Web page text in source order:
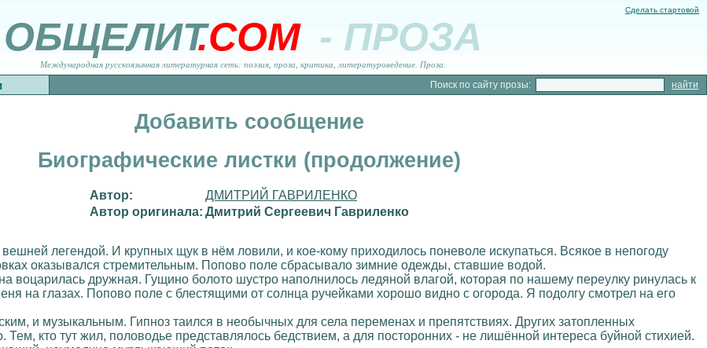
Сделать стартовой
ОБЩЕЛИТ.COM - ПРОЗА
Международная русскоязычная литературная сеть: поэзия, проза, критика, литературоведение. Проза.
Поиск по сайту прозы:
Добавить сообщение
Биографические листки (продолжение)
Автор:
ДМИТРИЙ ГАВРИЛЕНКО
Автор оригинала: Дмитрий Сергеевич Гавриленко
легендой. И крупных щук в нём ловили, и кое-кому приходилось поневоле искупаться. Всякое в непогоду
оказывался стремительным. Попово поле сбрасывало зимние одежды, ставшие водой.
воцарилась дружная. Гущино болото шустро наполнилось ледяной влагой, которая по нашему переулку ринулась к
на глазах. Попово поле с блестящими от солнца ручейками хорошо видно с огорода. Я подолгу смотрел на его
и музыкальным. Гипноз таился в необычных для села переменах и препятствиях. Других затопленных
Тем, кто тут жил, половодье представлялось бедствием, а для посторонних - не лишённой интереса буйной стихией.